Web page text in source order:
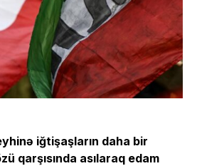
iğtişaşların daha bir
qarşısında asılaraq edam